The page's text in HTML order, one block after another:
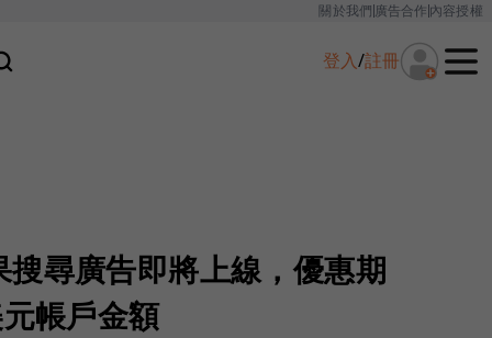
關於我們廣告合作內容授權
登入/註冊
尋廣告即將上線，優惠期
帳戶金額